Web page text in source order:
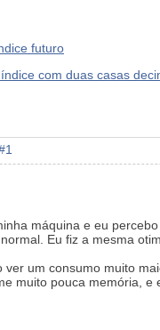
futuro
com duas casas
máquina e eu
Eu fiz a mesma
um consumo muito
muito pouca memória,